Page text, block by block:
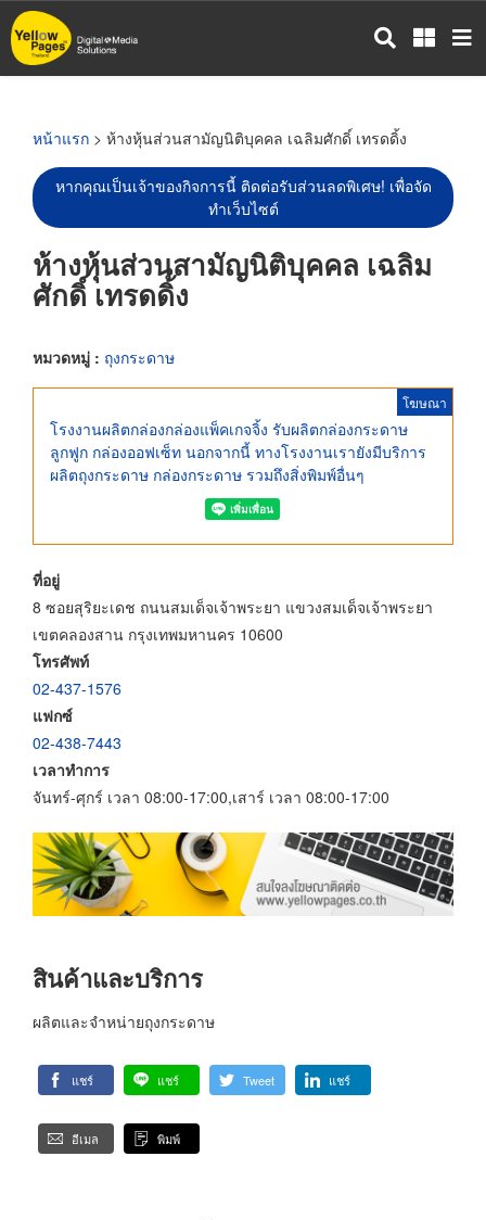
ข้าม
ไป
หน้าแรก > ห้างหุ้นส่วนสามัญนิติบุคคล เฉลิมศักดิ์ เทรดดิ้ง
หากคุณเป็นเจ้าของกิจการนี้ ติดต่อรับส่วนลดพิเศษ! เพื่อจัด
ทำเว็บไซต์
ห้างหุ้นส่วนสามัญนิติบุคคล เฉลิม
ศักดิ์ เทรดดิ้ง
หมวดหมู่ : ถุงกระดาษ
โฆษณา
โรงงานผลิตกล่องกล่องแพ็คเกจจิ้ง รับผลิตกล่องกระดาษ
ลูกฟูก กล่องออฟเซ็ท นอกจากนี้ ทางโรงงานเรายังมีบริการ
ผลิตถุงกระดาษ กล่องกระดาษ รวมถึงสิ่งพิมพ์อื่นๆ
ที่อยู่
8 ซอยสุริยะเดช ถนนสมเด็จเจ้าพระยา แขวงสมเด็จเจ้าพระยา
เขตคลองสาน กรุงเทพมหานคร 10600
โทรศัพท์
02-437-1576
แฟกซ์
02-438-7443
เวลาทำการ
จันทร์-ศุกร์ เวลา 08:00-17:00,เสาร์ เวลา 08:00-17:00
สินค้าและบริการ
ผลิตและจำหน่ายถุงกระดาษ
แชร์ แชร์ Tweet แชร์
อีเมล พิมพ์